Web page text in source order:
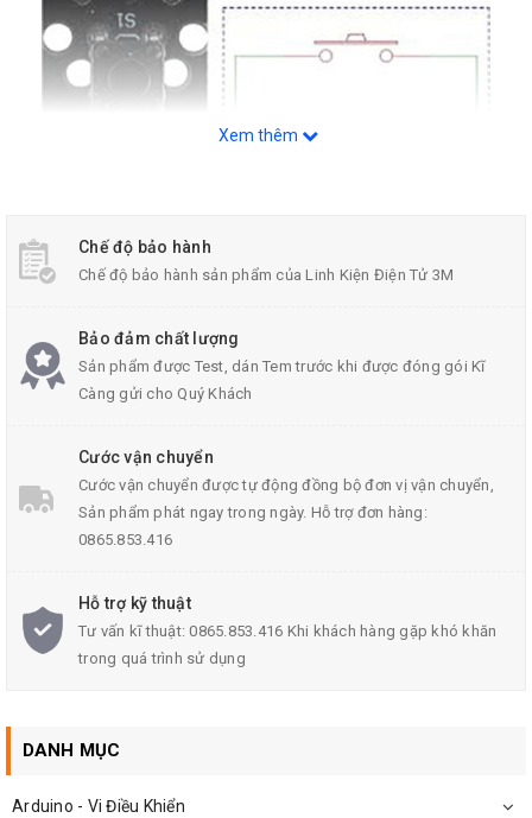
Module Nút Nhấn KY-004
Điện áp hoạt động củamodule nút nhấn: 50mA 12VDC.
Trở kháng: Max 50mΩ.
Độ bền điện môi: AC250V. (50 / 60Hz trong 1 phút)
Đời sống điện: 100.000 xe máy.
Nhiệt độ niêm phong: 250 ° -280 °.
Xem thêm
Chế độ bảo hành
Chế độ bảo hành sản phẩm của Linh Kiện Điện Tử 3M
Bảo đảm chất lượng
Sản phẩm được Test, dán Tem trước khi được đóng gói Kĩ
Càng gửi cho Quý Khách
Cước vận chuyển
Cước vận chuyển được tự động đồng bộ đơn vị vận chuyển,
Sản phẩm phát ngay trong ngày. Hỗ trợ đơn hàng:
0865.853.416
Hỗ trợ kỹ thuật
Tư vấn kĩ thuật: 0865.853.416 Khi khách hàng gặp khó khăn
trong quá trình sử dụng
DANH MỤC
Arduino - Vi Điều Khiển